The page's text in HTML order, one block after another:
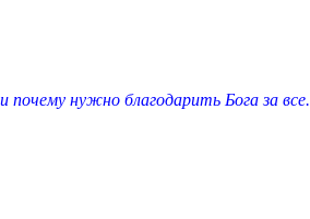
нужно благодарить Бога за все.